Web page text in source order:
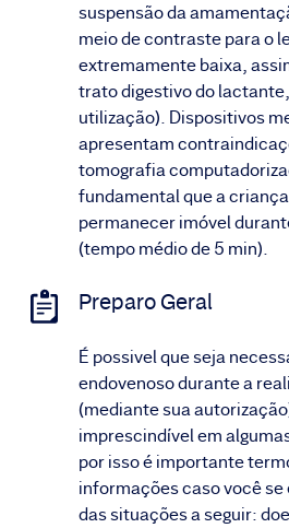
suspensão da
meio de contraste para o
extremamente baixa,
trato digestivo do
utilização). Dispositivos
apresentam
tomografia
fundamental que a
permanecer imóvel
(tempo médio de 5 min).
Preparo Geral
É possivel que seja
endovenoso durante a
(mediante sua
imprescindível em
por isso é importante
informações caso você
das situações a seguir: